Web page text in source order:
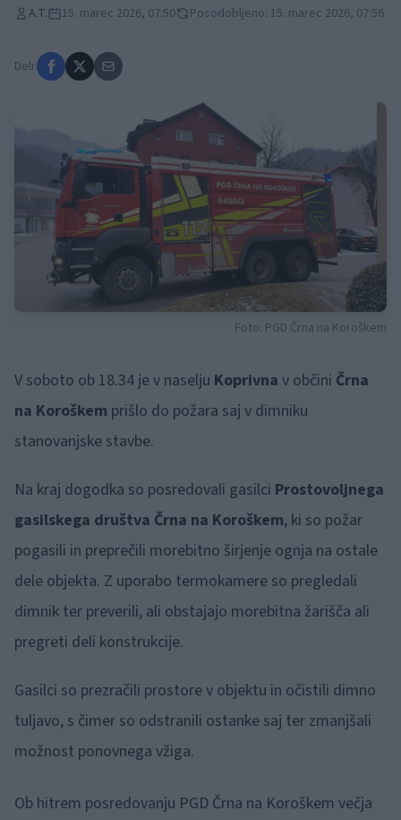
A.T. 15. marec 2026, 07:50 Posodobljeno: 15. marec 2026, 07:56
Deli:
Foto: PGD Črna na Koroškem
V soboto ob 18.34 je v naselju Koprivna v občini Črna
na Koroškem prišlo do požara saj v dimniku
stanovanjske stavbe.
Na kraj dogodka so posredovali gasilci Prostovoljnega
gasilskega društva Črna na Koroškem, ki so požar
pogasili in preprečili morebitno širjenje ognja na ostale
dele objekta. Z uporabo termokamere so pregledali
dimnik ter preverili, ali obstajajo morebitna žarišča ali
pregreti deli konstrukcije.
Gasilci so prezračili prostore v objektu in očistili dimno
tuljavo, s čimer so odstranili ostanke saj ter zmanjšali
možnost ponovnega vžiga.
Ob hitrem posredovanju PGD Črna na Koroškem večja